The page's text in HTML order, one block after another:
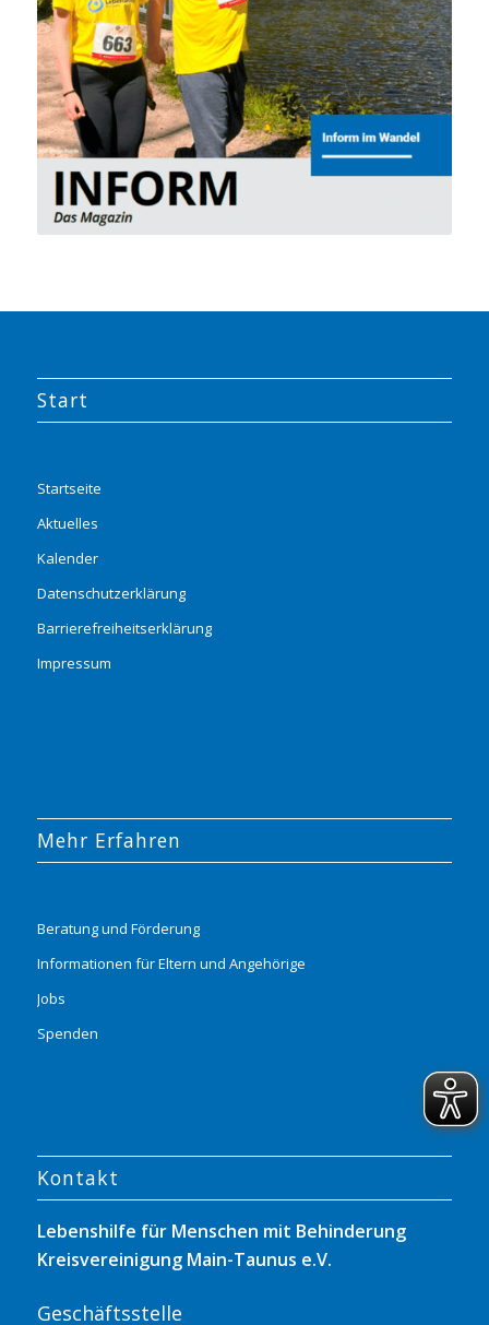
Start
Startseite
Aktuelles
Kalender
Datenschutzerklärung
Barrierefreiheitserklärung
Impressum
Mehr Erfahren
Beratung und Förderung
Informationen für Eltern und Angehörige
Jobs
Spenden
Kontakt
Lebenshilfe für Menschen mit Behinderung
Kreisvereinigung Main-Taunus e.V.
Geschäftsstelle